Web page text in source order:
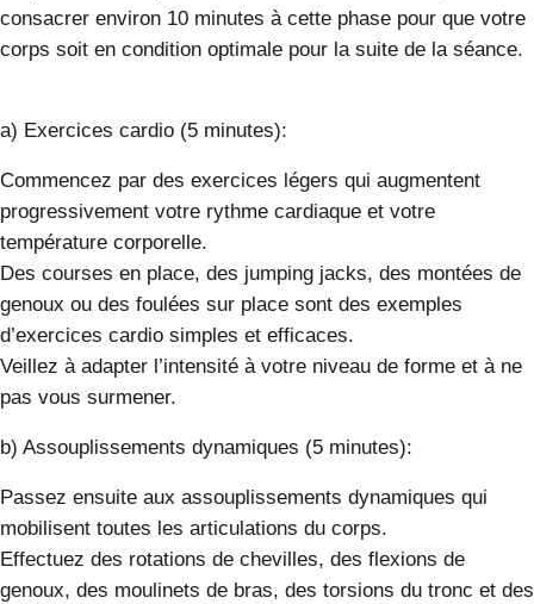
consacrer environ 10 minutes à cette phase pour que votre
corps soit en condition optimale pour la suite de la séance.
a) Exercices cardio (5 minutes):
Commencez par des exercices légers qui augmentent
progressivement votre rythme cardiaque et votre
température corporelle.
Des courses en place, des jumping jacks, des montées de
genoux ou des foulées sur place sont des exemples
d’exercices cardio simples et efficaces.
Veillez à adapter l’intensité à votre niveau de forme et à ne
pas vous surmener.
b) Assouplissements dynamiques (5 minutes):
Passez ensuite aux assouplissements dynamiques qui
mobilisent toutes les articulations du corps.
Effectuez des rotations de chevilles, des flexions de
genoux, des moulinets de bras, des torsions du tronc et des